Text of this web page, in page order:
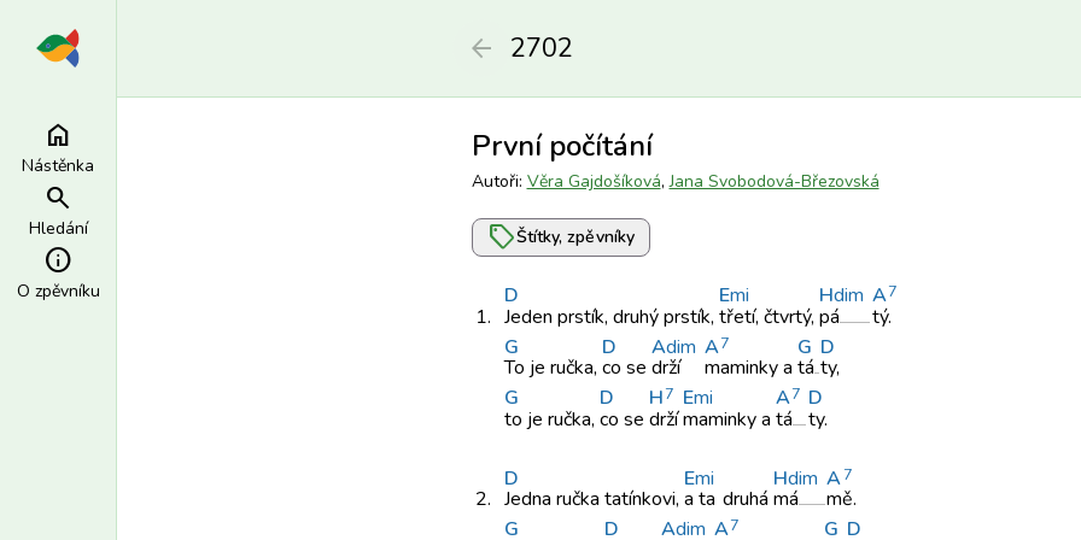
home
Nástěnka
search
Hledání
info
O zpěvníku
arrow_back 2702
První počítání
Autoři: Věra Gajdošíková,Jana Svobodová-Březovská
sellŠtítky, zpěvníky
1.
D
Jeden prstík, druhý prstík,
Emi
třetí, čtvrtý,
Hdim
pá
A7
tý.
G
To je ručka,
D
co se
Adim
drží
A7
maminky a
G
tá
D
ty,
G
to je ručka,
D
co se
H7
drží
Emi
maminky a
A7
tá
D
ty.
2.
D
Jedna ručka tatínkovi,
Emi
a ta druhá
Hdim
má
A7
mě.
G
D
Adim A7
G D